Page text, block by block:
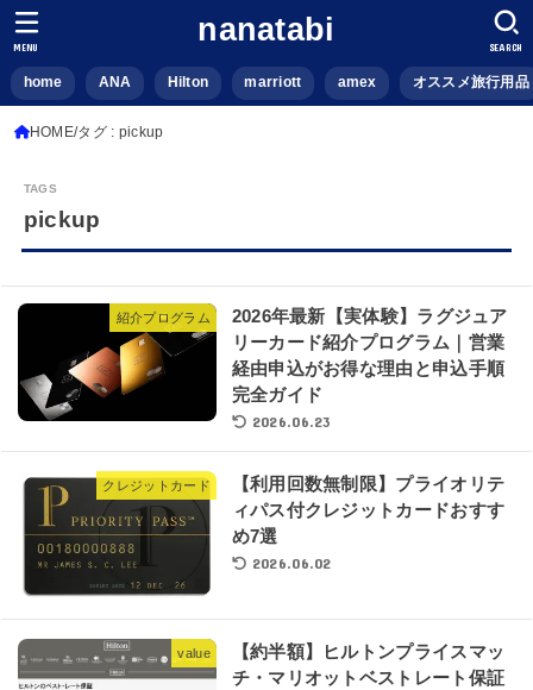
nanatabi
home ANA Hilton marriott amex オススメ旅行用品
SEARCH
MENU
HOME タグ : pickup
pickup
紹介プログラム
2026年最新【実体験】ラグジュア
リーカード紹介プログラム｜営業
経由申込がお得な理由と申込手順
完全ガイド
2026.06.23
クレジットカード
【利用回数無制限】プライオリテ
ィパス付クレジットカードおすす
め7選
2026.06.02
value
【約半額】ヒルトンプライスマッ
チ・マリオットベストレート保証